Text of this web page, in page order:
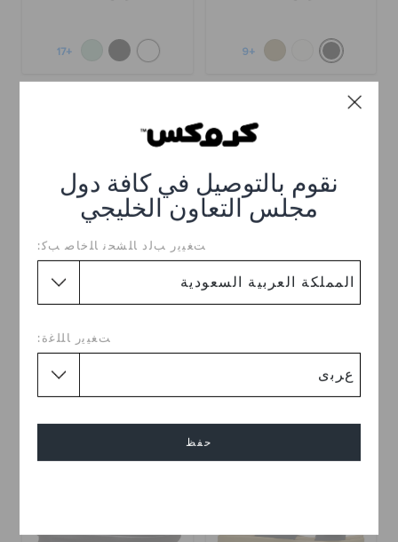
نقوم بالتوصيل في كافة دول
مجلس التعاون الخليجي
ﺖﻐﻴﻳﺭ ﺐﻟﺩ ﺎﻠﺸﺤﻧ ﺎﻠﺧﺎﺻ ﺐﻛ:
ﺖﻐﻴﻳﺭ ﺎﻠﻠﻏﺓ:
حفظ
+9
+17